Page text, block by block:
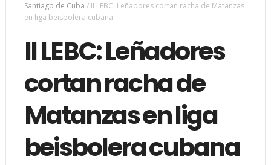
Santiago de Cuba / II LEBC: Leñadores cortan racha de Matanzas
en liga beisbolera cubana
II LEBC: Leñadores
cortan racha de
Matanzas en liga
beisbolera cubana